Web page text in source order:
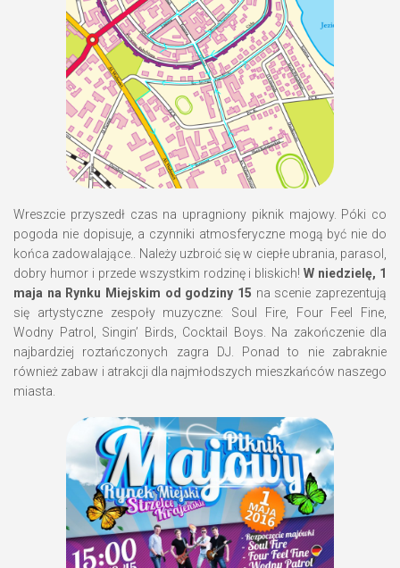
Wreszcie przyszedł czas na upragniony piknik majowy. Póki co
pogoda nie dopisuje, a czynniki atmosferyczne mogą być nie do
końca zadowalające.. Należy uzbroić się w ciepłe ubrania, parasol,
dobry humor i przede wszystkim rodzinę i bliskich!W niedzielę, 1
maja na Rynku Miejskim od godziny 15 na scenie zaprezentują
się artystyczne zespoły muzyczne: Soul Fire, Four Feel Fine,
Wodny Patrol, Singin’ Birds, Cocktail Boys. Na zakończenie dla
najbardziej roztańczonych zagra DJ. Ponad to nie zabraknie
również zabaw i atrakcji dla najmłodszych mieszkańców naszego
miasta.